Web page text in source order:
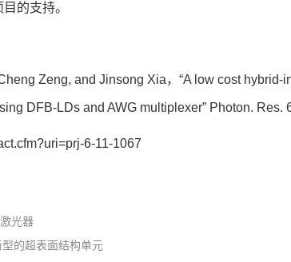
的支持。
Zeng, and Jinsong Xia，“A low cost hybrid-
DFB-LDs and AWG multiplexer” Photon. Res.
6-11-1067
光器
的超表面结构单元